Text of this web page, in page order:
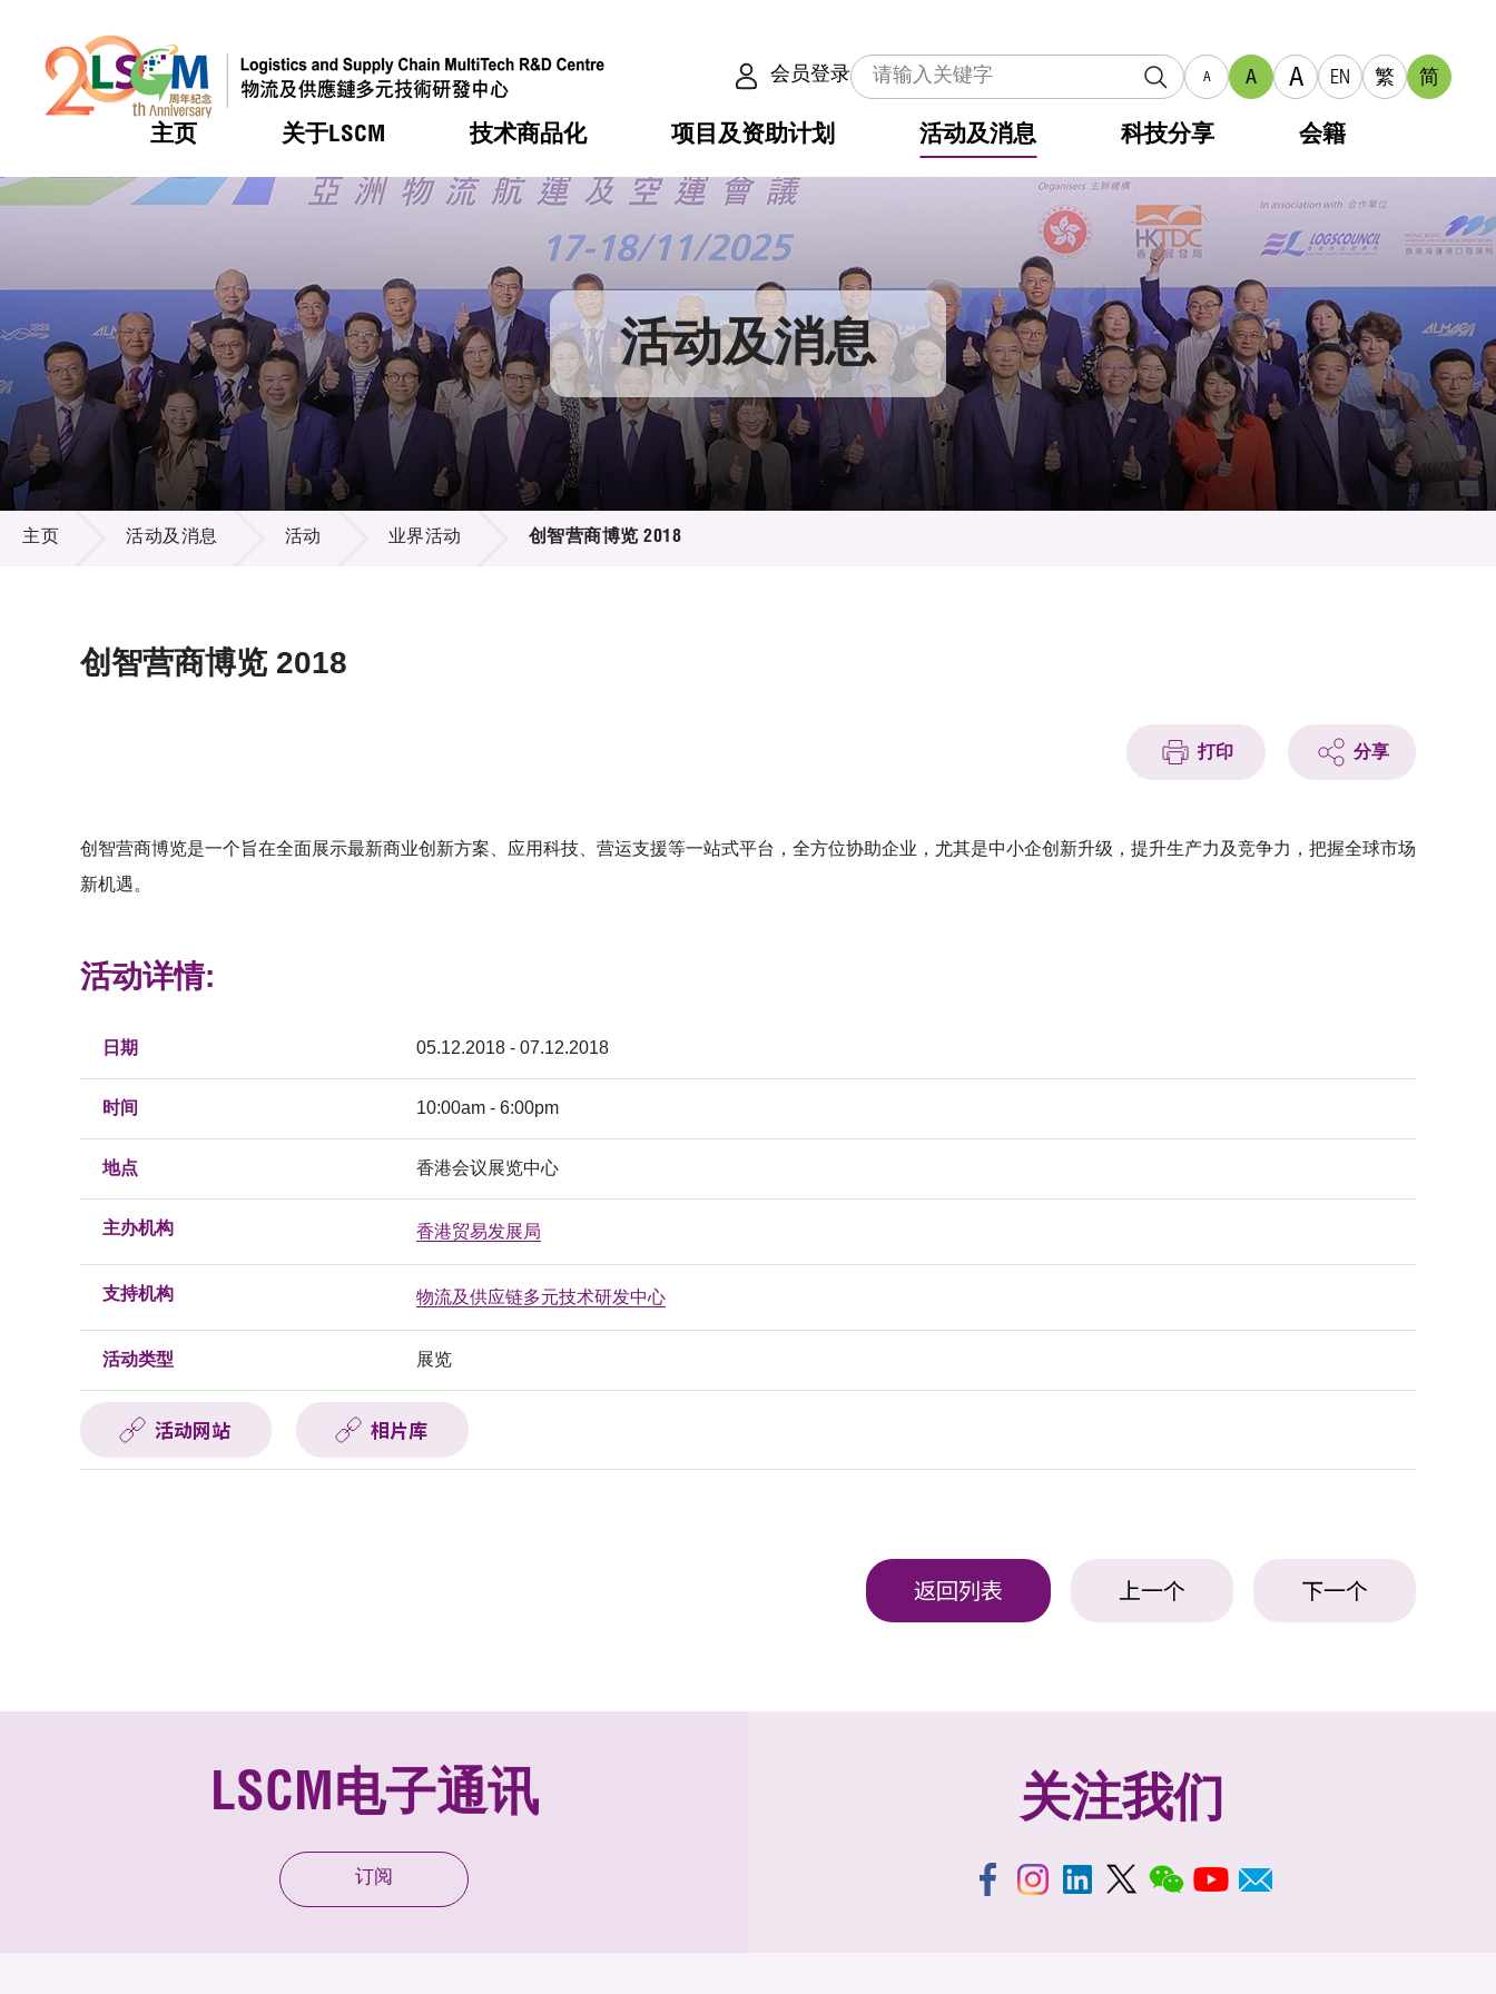
会员登录 A A A EN 繁 简
主页 关于LSCM
热门 机构简介
组织架构
组织架构
董事局
研究顾问
招标通告
技术商品化
热门 服务
可获授权之技术
应用于公共服务之创新技术
重点项目
项目及资助计划
热门 合作计划
资助计划
资助计划
税务优惠
申请
评审
征求研发项目计划书
项目资料库
活动及消息
热门 活动
奖项
新闻中心
媒体报导
新闻稿
资讯中心
多媒体
出版刊物
科技分享 会籍
热门 会籍及服务
会员列表
会员登入 活动及消息
活动及消息
主页 活动及消息 活动 业界活动 创智营商博览 2018
创智营商博览 2018
打印 分享
创智营商博览是一个旨在全面展示最新商业创新方案、应用科技、营运支援等一站式平台，全方位协助企业，尤其是中小企创新升级，提升生产力及竞争力，把握全球市场
新机遇。
活动详情:
日期 05.12.2018 - 07.12.2018
时间 10:00am - 6:00pm
地点 香港会议展览中心
主办机构 香港贸易发展局
支持机构 物流及供应链多元技术研发中心
活动类型 展览
活动网站 相片库
返回列表 上一个 下一个
LSCM电子通讯
订阅
关注我们